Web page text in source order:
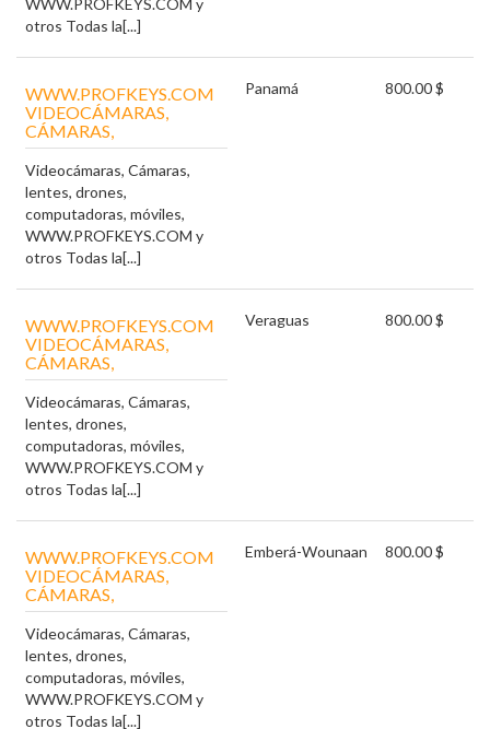
WWW.PROFKEYS.COM y
otros Todas la[...]
WWW.PROFKEYS.COM
VIDEOCÁMARAS,
CÁMARAS,
Videocámaras, Cámaras,
lentes, drones,
computadoras, móviles,
WWW.PROFKEYS.COM y
otros Todas la[...]
Panamá 800.00 $
WWW.PROFKEYS.COM
VIDEOCÁMARAS,
CÁMARAS,
Videocámaras, Cámaras,
lentes, drones,
computadoras, móviles,
WWW.PROFKEYS.COM y
otros Todas la[...]
Veraguas 800.00 $
WWW.PROFKEYS.COM
VIDEOCÁMARAS,
CÁMARAS,
Videocámaras, Cámaras,
lentes, drones,
computadoras, móviles,
WWW.PROFKEYS.COM y
otros Todas la[...]
Emberá-Wounaan 800.00 $